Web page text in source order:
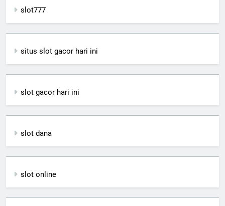
slot777
situs slot gacor hari ini
slot gacor hari ini
slot dana
slot online